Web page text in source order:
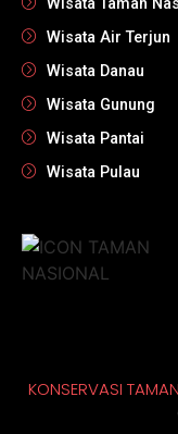
Wisata Taman
Wisata Air Terjun
Wisata Danau
Wisata Gunung
Wisata Pantai
Wisata Pulau
KONSERVASI